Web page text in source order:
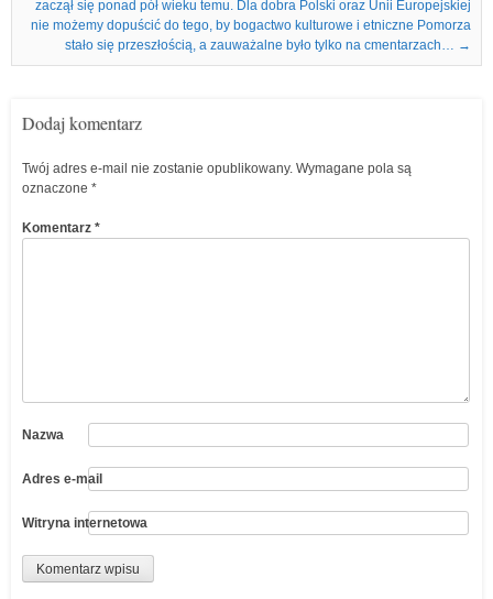
zaczął się ponad pół wieku temu. Dla dobra Polski oraz Unii Europejskiej
nie możemy dopuścić do tego, by bogactwo kulturowe i etniczne Pomorza
stało się przeszłością, a zauważalne było tylko na cmentarzach…
→
Dodaj komentarz
Twój adres e-mail nie zostanie opublikowany. Wymagane pola są
oznaczone *
Komentarz *
Nazwa
Adres e-mail
Witryna internetowa